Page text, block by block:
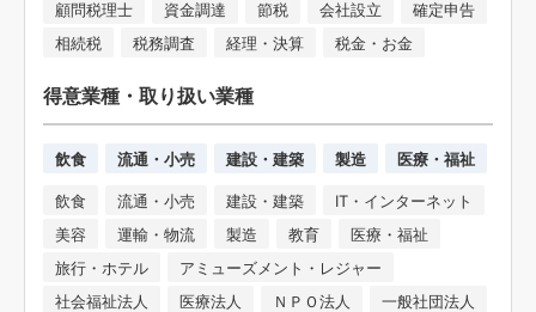
顧問税理士 資金調達 節税 会社設立
確定申告
相続税
税務調査 経理・決算 税金・お金
得意業種・取り扱い業種
飲食 流通・小売 建設・建築 製造 医療・福祉
飲食 流通・小売 建設・建築
IT・インターネット
美容
運輸・物流 製造 教育
医療・福祉
旅行・ホテル
アミューズメント・レジャー
社会福祉法人
医療法人 ＮＰＯ法人 一般社団法人